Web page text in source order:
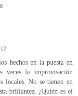
hechos en la puesta en
veces la improvisación
locales. No se tienen en
brillantez. ¿Quién es el